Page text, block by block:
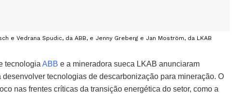
e Vedrana Spudic, da ABB, e Jenny Greberg e Jan Moström, da LKAB
tecnologiaABB e a mineradora sueca LKAB anunciaram
desenvolver tecnologias de descarbonização para mineração. O
nas frentes críticas da transição energética do setor, como a